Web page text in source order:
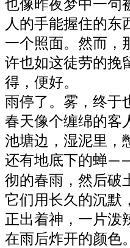
也像昨夜梦中一句
人的手能握住的
一个照面。然而，
许也如这徒劳的挽
得，便好。
雨停了。雾，终于
春天像个缠绵的客
池塘边，湿泥里，
还有地底下的蝉
彻的春雨，然后破
它们用长久的沉默
正出着神，一片泼
在雨后炸开的颜色